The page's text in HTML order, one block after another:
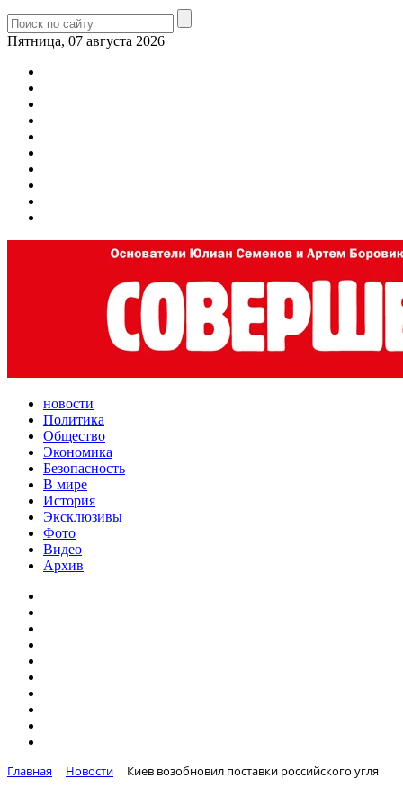
Пятница, 07 августа 2026
новости
Политика
Общество
Экономика
Безопасность
В мире
История
Эксклюзивы
Фото
Видео
Архив
Главная Новости Киев возобновил поставки российского угля